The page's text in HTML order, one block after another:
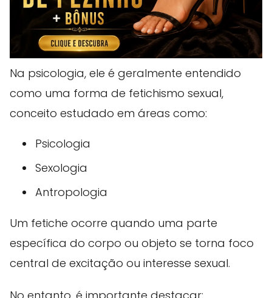
Na psicologia, ele é geralmente entendido
como uma forma de fetichismo sexual,
conceito estudado em áreas como:
Psicologia
Sexologia
Antropologia
Um fetiche ocorre quando uma parte
específica do corpo ou objeto se torna foco
central de excitação ou interesse sexual.